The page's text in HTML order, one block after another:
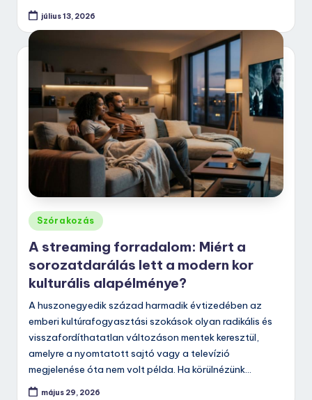
július 13, 2026
Posted
in
Szórakozás
A streaming forradalom: Miért a
sorozatdarálás lett a modern kor
kulturális alapélménye?
A huszonegyedik század harmadik évtizedében az
emberi kultúrafogyasztási szokások olyan radikális és
visszafordíthatatlan változáson mentek keresztül,
amelyre a nyomtatott sajtó vagy a televízió
megjelenése óta nem volt példa. Ha körülnézünk…
május 29, 2026